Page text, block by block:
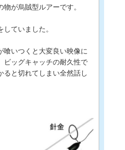
物が烏賊型ルアーです。
ていました。
喰いつくと大変良い映像に
ビッグキャッチの耐久性で
ると切れてしまい全然話し